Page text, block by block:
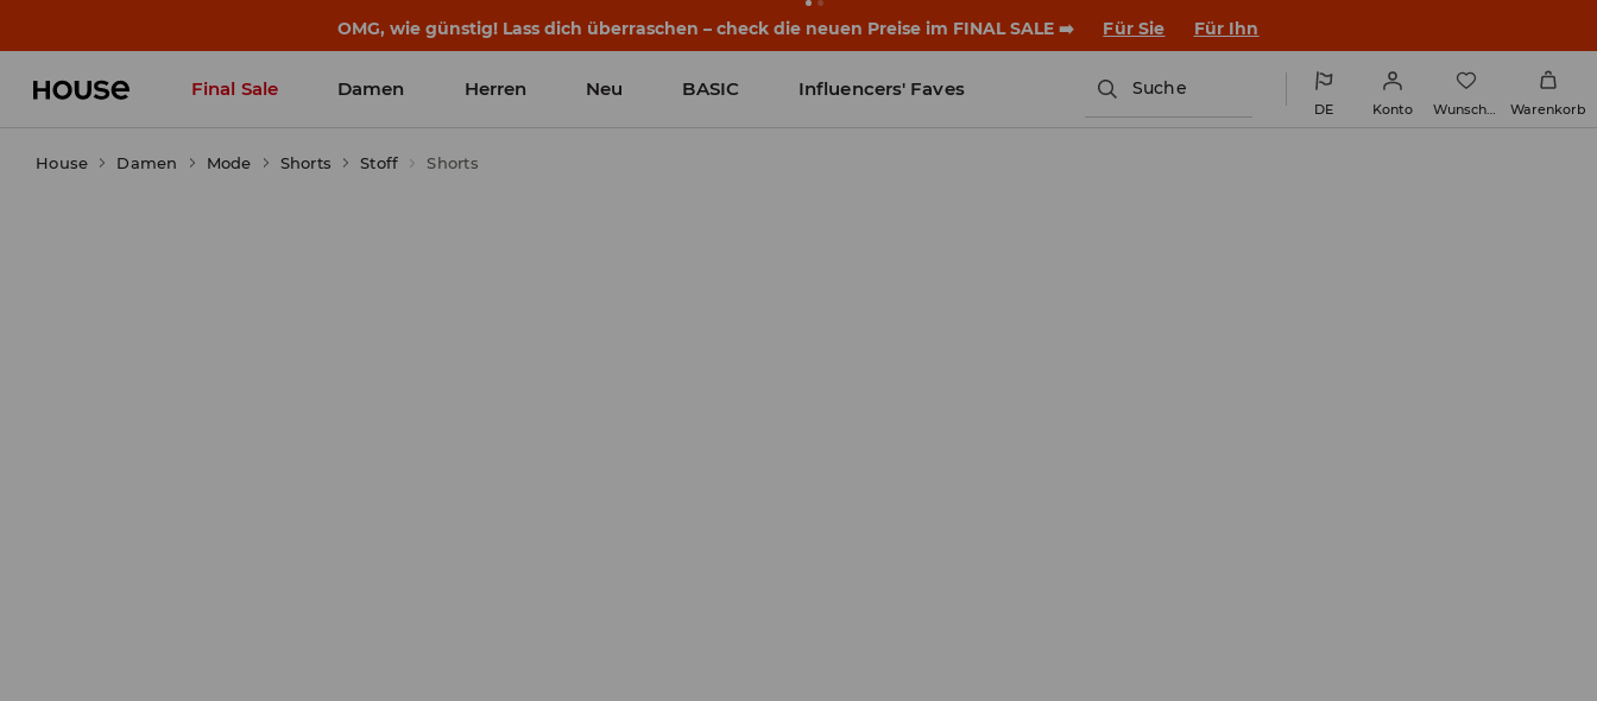
OMG, wie günstig! Lass dich überraschen – check die neuen Preise im FINAL SALE ➡️ Für Sie Für Ihn
Final Sale Damen Herren Neu BASIC Influencers' Faves Suche
DE Konto Wunschliste Warenkorb
House Damen Mode Shorts Stoff Shorts